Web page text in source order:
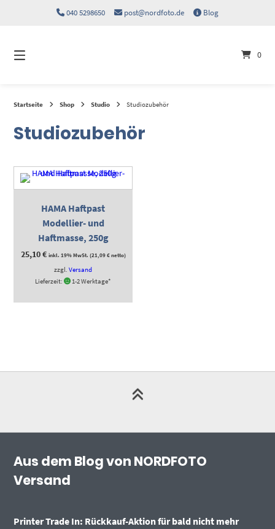
040 5298650 post@nordfoto.de Blog
0
Startseite Shop Studio Studiozubehör
Studiozubehör
HAMA Haftpast
Modellier- und
Haftmasse, 250g
25,10€ inkl. 19% MwSt. (21,09€netto)
zzgl.Versand
Lieferzeit:
1-2 Werktage*
Aus dem Blog von NORDFOTO
Versand
Printer Trade In: Rückkauf-Aktion für bald nicht mehr